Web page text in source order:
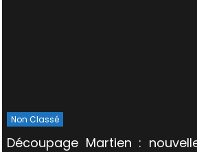
Non Classé
Découpage Martien :